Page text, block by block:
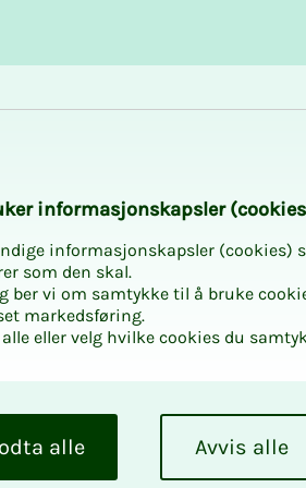
in­for­ma­sjons­kaps­ler
informasjonskapsler (cookies)
som den skal.
ber vi om samtykke til å bruke
markedsføring.
eller velg hvilke cookies du
Avvis alle
alle